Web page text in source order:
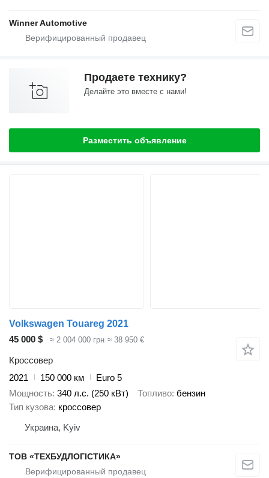
Winner Automotive
Продаете технику?
Делайте это вместе с нами!
Разместить объявление
Volkswagen Touareg 2021
45 000 $
≈ 2 004 000 грн ≈ 38 950 €
Кроссовер
2021
150 000 км
Euro 5
Мощность 340 л.с. (250 кВт) Топливо бензин
Тип кузова кроссовер
Украина, Kyiv
ТОВ «ТЕХБУДЛОГІСТИКА»